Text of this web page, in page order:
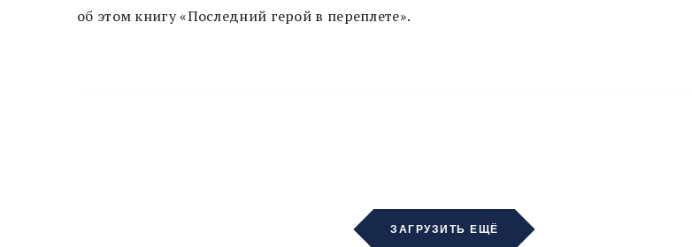
об этом книгу «Последний герой в переплете».
ЗАГРУЗИТЬ ЕЩЁ